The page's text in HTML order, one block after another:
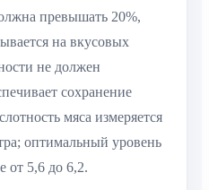
превышать 20%,
на вкусовых
не должен
сохранение
мяса измеряется
оптимальный уровень
от 5,6 до 6,2.